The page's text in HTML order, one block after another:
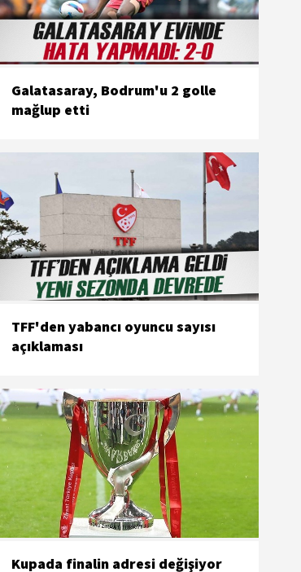
Galatasaray, Bodrum'u 2 golle
mağlup etti
TFF'den yabancı oyuncu sayısı
açıklaması
Kupada finalin adresi değişiyor